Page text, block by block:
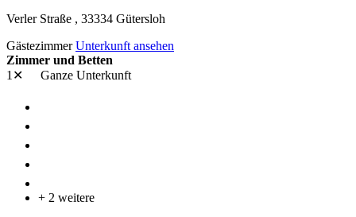
Verler Straße , 33334 Gütersloh
GästezimmerUnterkunft ansehen
Zimmer und Betten
1✕
Ganze Unterkunft
+ 2 weitere